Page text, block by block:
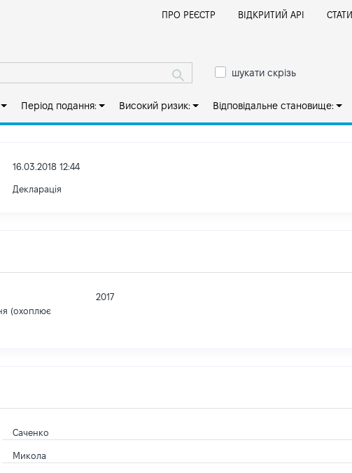
ПРО РЕЄСТР ВІДКРИТИЙ АРІ
шукати скрізь
Період подання: Високий ризик: Відповідальне становище:
16.03.2018 12:44
Декларація
(охоплює
2017
Саченко
Микола